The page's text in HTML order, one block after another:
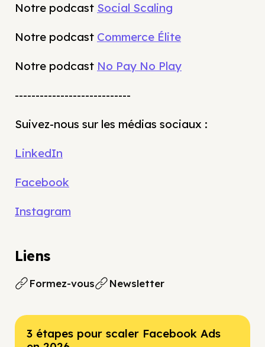
Notre podcast Social Scaling
Notre podcast Commerce Élite
Notre podcast No Pay No Play
----------------------------
Suivez-nous sur les médias sociaux :
LinkedIn
Facebook
Instagram
Liens
Formez-vous Newsletter
3 étapes pour scaler Facebook Ads